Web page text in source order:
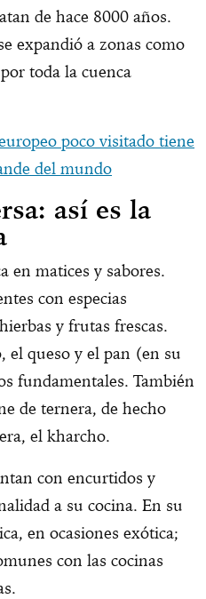
de hace 8000 años.
expandió a zonas como
toda la cuenca
poco visitado tiene
del mundo
así es la
en matices y sabores.
con especias
y frutas frescas.
el queso y el pan (en su
fundamentales. También
de ternera, de hecho
el kharcho.
con encurtidos y
a su cocina. En su
en ocasiones exótica;
con las cocinas